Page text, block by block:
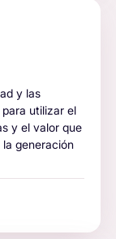
y las
utilizar el
y el valor que
generación